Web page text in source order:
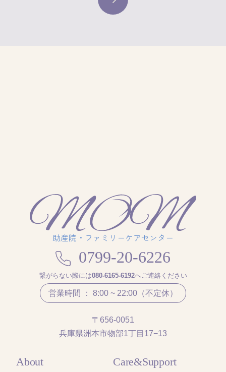
助産院・ファミリーケアセンター
0799-20-6226
繋がらない際には080-6165-6192へご連絡ください
営業時間 ： 8:00 ~ 22:00（不定休）
〒656-0051
兵庫県洲本市物部1丁目17−13
About Care&Support